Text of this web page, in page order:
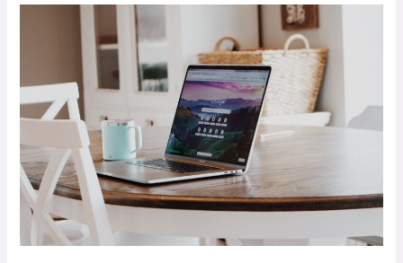
SEO
descrições
de
produtos